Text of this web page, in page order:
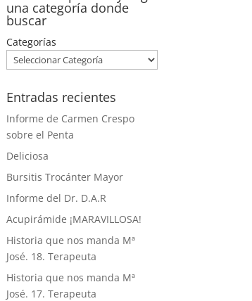
una categoría donde
buscar
Categorías
Entradas recientes
Informe de Carmen Crespo
sobre el Penta
Deliciosa
Bursitis Trocánter Mayor
Informe del Dr. D.A.R
Acupirámide ¡MARAVILLOSA!
Historia que nos manda Mª
José. 18. Terapeuta
Historia que nos manda Mª
José. 17. Terapeuta